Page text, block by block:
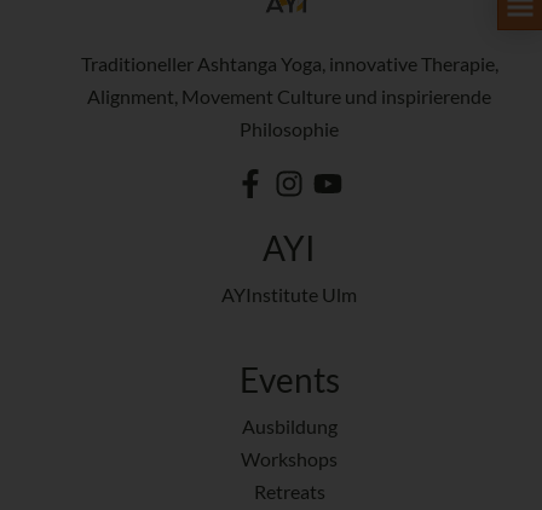
Traditioneller Ashtanga Yoga, innovative Therapie,
Alignment, Movement Culture und inspirierende
Philosophie
AYI
AYInstitute Ulm
Events
Ausbildung
Workshops
Retreats